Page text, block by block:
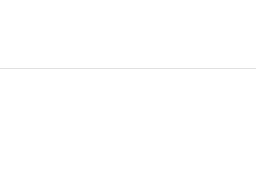
Dubâtonvaigeois